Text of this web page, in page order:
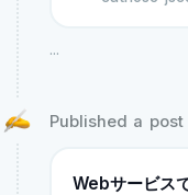
...
Published a post
Webサービス